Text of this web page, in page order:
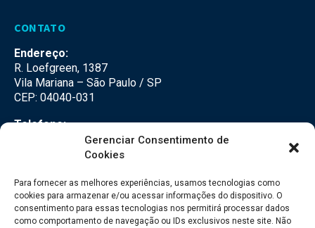
Gerenciar Consentimento de
Cookies
Para fornecer as melhores experiências, usamos tecnologias como
cookies para armazenar e/ou acessar informações do dispositivo. O
consentimento para essas tecnologias nos permitirá processar dados
como comportamento de navegação ou IDs exclusivos neste site. Não
CONTATO
Endereço:
R. Loefgreen, 1387
Vila Mariana – São Paulo / SP
CEP: 04040-031
Telefone:
(11) 3500-3500
falecom@seteco.com.br
Redes Sociais